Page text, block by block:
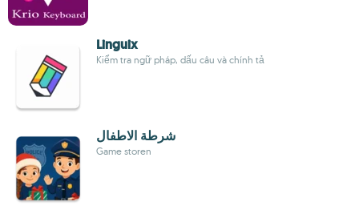
Linguix
Kiểm tra ngữ pháp, dấu câu và chính tả
شرطة الاطفال
Game storen